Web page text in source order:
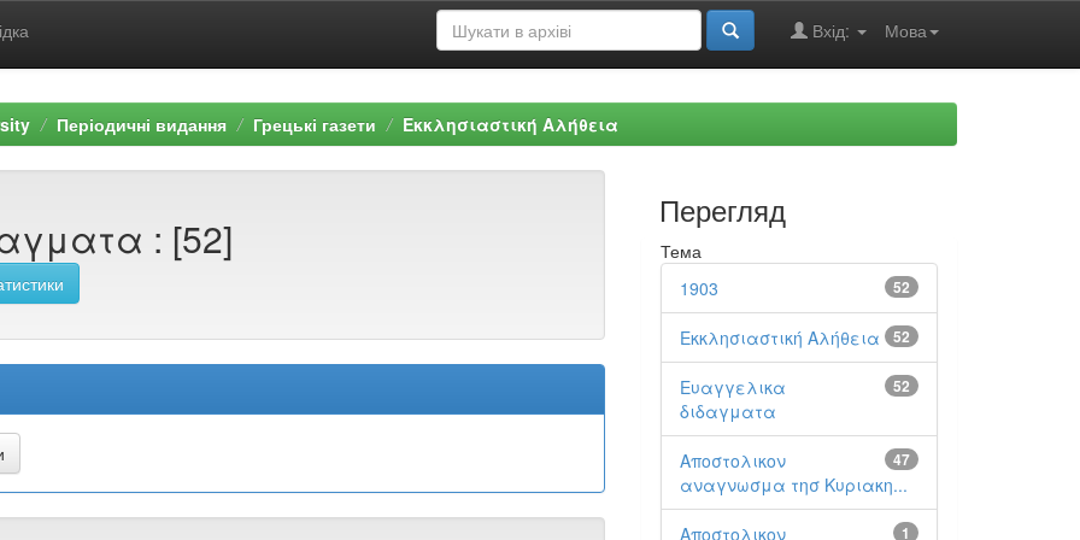
Мова
Вхід:
Періодичні видання Грецькі газети Εκκλησιαστική Αλήθεια
: [52]
Перегляд
Тема
52
1903
52
Εκκλησιαστική Αλήθεια
52
Ευαγγελικα
διδαγματα
47
Αποστολικον
αναγνωσμα τησ Κυριακη...
1
Αποστολικον